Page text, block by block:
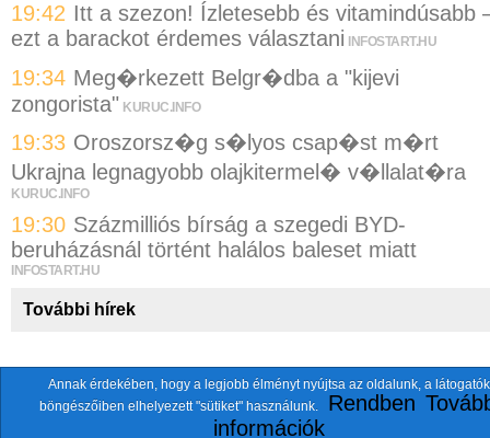
19:42 Itt a szezon! Ízletesebb és vitamindúsabb
ezt a barackot érdemes választani
INFOSTART.HU
19:34 Meg�rkezett Belgr�dba a "kijevi
zongorista" KURUC.INFO
19:33 Oroszorsz�g s�lyos csap�st m�rt
Ukrajna legnagyobb olajkitermel� v�llalat�ra
KURUC.INFO
19:30 Százmilliós bírság a szegedi BYD-
beruházásnál történt halálos baleset miatt
INFOSTART.HU
További hírek
A fentiekkel együtt összesen118 oldaltszemlézünk.
© 2026 Nemzeti.net - E-mail:ten.itezmen@itezmen
Annak érdekében, hogy a legjobb élményt nyújtsa az oldalunk, a látogatók
böngészőiben elhelyezett "sütiket" használunk.
Rendben
információk